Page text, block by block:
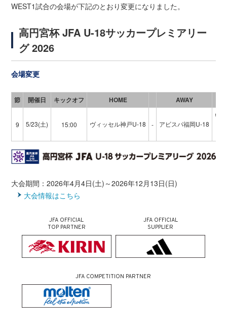
WEST1試合の会場が下記のとおり変更になりました。
高円宮杯 JFA U-18サッカープレミアリー
グ 2026
会場変更
節 開催日 キックオフ HOME AWAY
9 5/23(土) 15:00 ヴィッセル神戸U-18 - アビスパ福岡U-18
い
大会期間：2026年4月4日(土)～2026年12月13日(日)
大会情報はこちら
JFA OFFICIAL
TOP PARTNER
JFA OFFICIAL
SUPPLIER
JFA COMPETITION PARTNER